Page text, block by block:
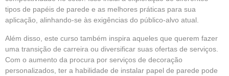
tipos de papéis de parede e as melhores práticas para sua
aplicação, alinhando-se às exigências do público-alvo atual.
Além disso, este curso também inspira aqueles que querem fazer
uma transição de carreira ou diversificar suas ofertas de serviços.
Com o aumento da procura por serviços de decoração
personalizados, ter a habilidade de instalar papel de parede pode